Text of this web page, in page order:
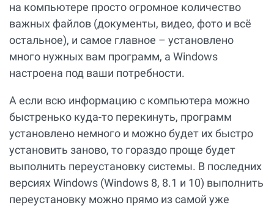
на компьютере просто огромное количество
важных файлов (документы, видео, фото и всё
остальное), и самое главное – установлено
много нужных вам программ, а Windows
настроена под ваши потребности.
А если всю информацию с компьютера можно
быстренько куда-то перекинуть, программ
установлено немного и можно будет их быстро
установить заново, то гораздо проще будет
выполнить переустановку системы. В последних
версиях Windows (Windows 8, 8.1 и 10) выполнить
переустановку можно прямо из самой уже